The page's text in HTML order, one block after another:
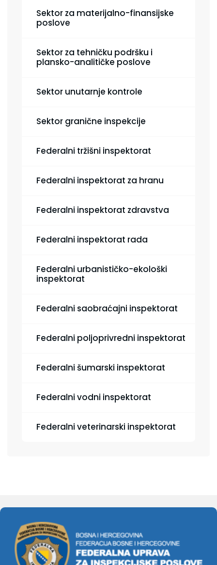
Sektor za materijalno-finansijske
poslove
Sektor za tehničku podršku i
plansko-analitičke poslove
Sektor unutarnje kontrole
Sektor granične inspekcije
Federalni tržišni inspektorat
Federalni inspektorat za hranu
Federalni inspektorat zdravstva
Federalni inspektorat rada
Federalni urbanističko-ekološki
inspektorat
Federalni saobraćajni inspektorat
Federalni poljoprivredni inspektorat
Federalni šumarski inspektorat
Federalni vodni inspektorat
Federalni veterinarski inspektorat